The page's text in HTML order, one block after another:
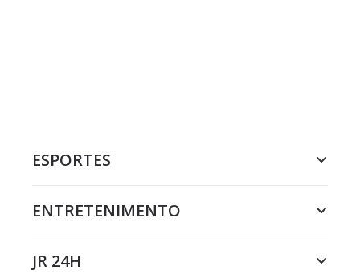
ESPORTES
ENTRETENIMENTO
JR 24H